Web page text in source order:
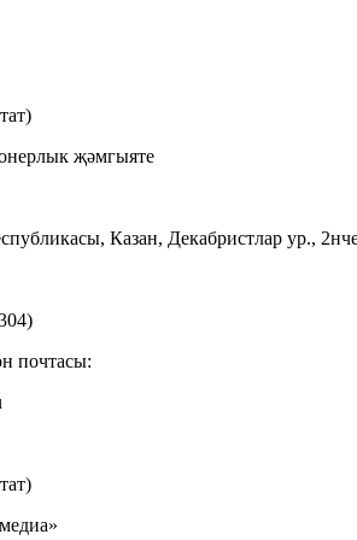
җәмгыяте
Казан, Декабристлар ур.,
почтасы: